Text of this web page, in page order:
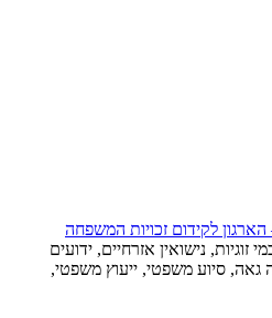
זוגיות, נישואין אזרחיים, ידועים
גאה, סיוע משפטי, ייעוץ משפטי,